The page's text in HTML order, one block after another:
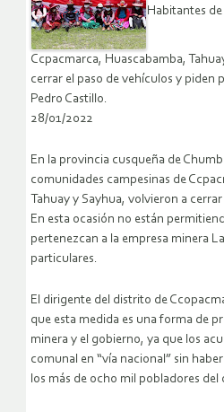
Habitantes
Ccpacmarca, Huascabamba,
cerrar el paso de vehículos y piden
Pedro Castillo.
28/01/2022
En la provincia cusqueña de
comunidades campesinas de
Tahuay y Sayhua, volvieron a
En esta ocasión no están
pertenezcan a la empresa minera
particulares.
El dirigente del distrito de
que esta medida es una forma de
minera y el gobierno, ya que los
comunal en “vía nacional” sin
los más de ocho mil pobladores del